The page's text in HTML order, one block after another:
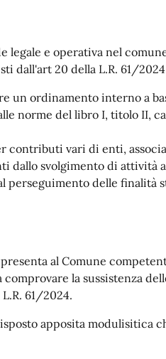
legale e operativa nel
dall'art 20 della L.R. 61/2024
un ordinamento interno a
norme del libro I, titolo II,
contributi vari di enti,
dallo svolgimento di attività
perseguimento delle finalità
al Comune
la sussistenza
61/2024.
apposita modulisitica